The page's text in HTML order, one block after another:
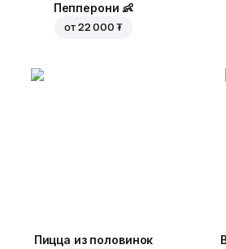
Пепперони 👶
от 22 000 ₮
Пицца из половинок